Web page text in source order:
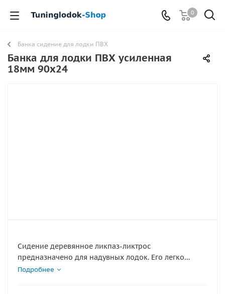
0
Банка сидение для лодки ПВХ
Банка для лодки ПВХ усиленная
18мм 90х24
Сидение деревянное ликпаз-ликтрос
предназначено для надувных лодок. Его легко
установить, снять либо передвинуть, чтобы
Подробнее